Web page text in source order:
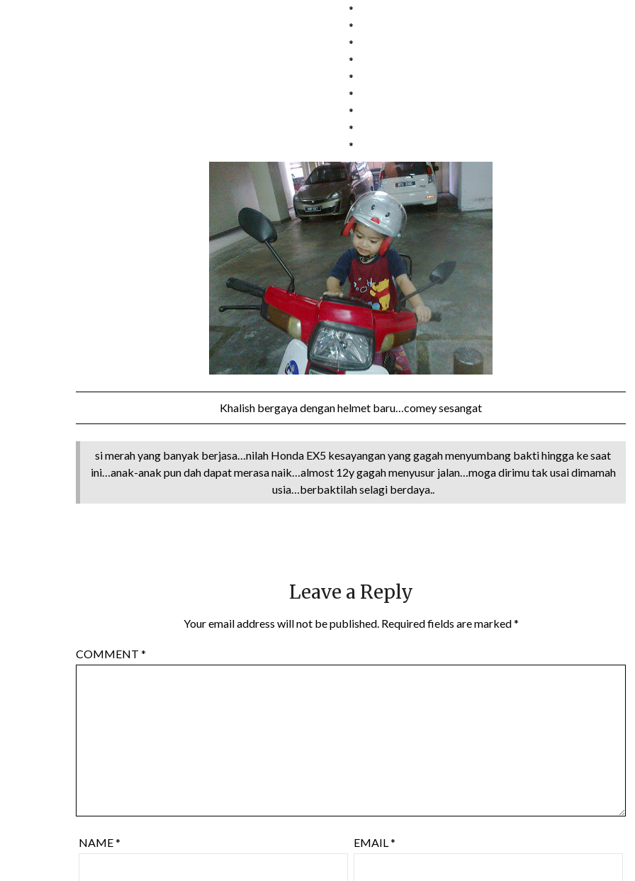
*
*
*
*
*
*
*
*
*
Khalish bergaya dengan helmet baru…comey sesangat
si merah yang banyak berjasa…nilah Honda EX5 kesayangan yang gagah menyumbang bakti hingga ke saat
ini…anak-anak pun dah dapat merasa naik…almost 12y gagah menyusur jalan…moga dirimu tak usai dimamah
usia…berbaktilah selagi berdaya..
Leave a Reply
Your email address will not be published. Required fields are marked*
COMMENT *
NAME* EMAIL *